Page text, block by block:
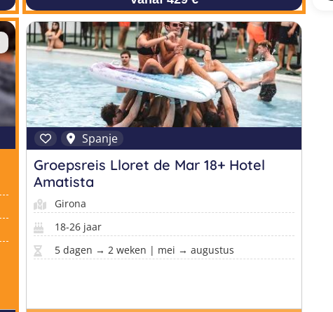
Spanje
Groepsreis Lloret de Mar 18+ Hotel
Amatista
Girona
18-26 jaar
5 dagen → 2 weken | mei → augustus